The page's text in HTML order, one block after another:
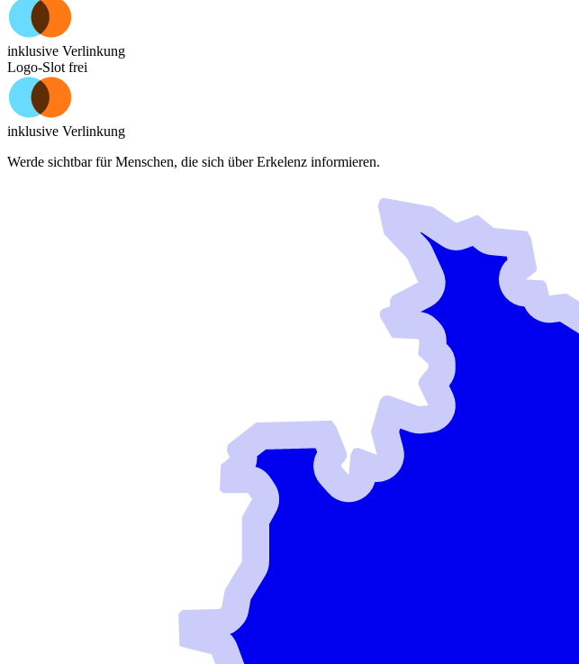
inklusive Verlinkung
Logo-Slot frei
inklusive Verlinkung
Werde sichtbar für Menschen, die sich überErkelenz informieren.